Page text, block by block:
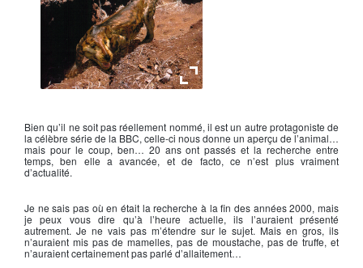
Bien qu’il ne soit pas réellement nommé, il est un autre protagoniste de
la célèbre série de la BBC, celle-ci nous donne un aperçu de l’animal…
mais pour le coup, ben… 20 ans ont passés et la recherche entre
temps, ben elle a avancée, et de facto, ce n’est plus vraiment
d’actualité.
Je ne sais pas où en était la recherche à la fin des années 2000, mais
je peux vous dire qu’à l’heure actuelle, ils l’auraient présenté
autrement. Je ne vais pas m’étendre sur le sujet. Mais en gros, ils
n’auraient mis pas de mamelles, pas de moustache, pas de truffe, et
n’auraient certainement pas parlé d’allaitement…